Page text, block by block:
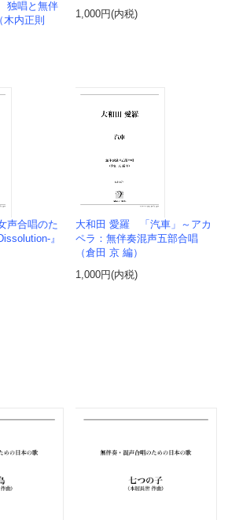
独唱と無伴
内正則
1,000円(内税)
声合唱のた
』
大和田 愛羅 「汽車」～アカ
ペラ：無伴奏混声五部合唱
（倉田 京 編）
1,000円(内税)